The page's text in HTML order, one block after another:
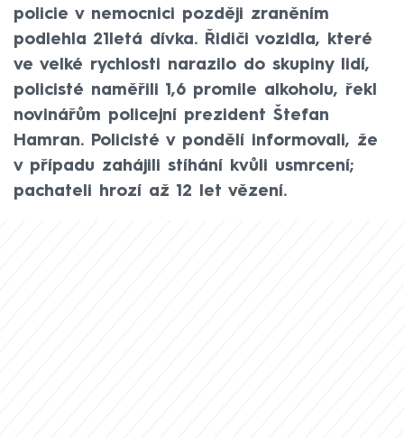
policie v nemocnici později zraněním
podlehla 21letá dívka. Řidiči vozidla, které
ve velké rychlosti narazilo do skupiny lidí,
policisté naměřili 1,6 promile alkoholu, řekl
novinářům policejní prezident Štefan
Hamran. Policisté v pondělí informovali, že
v případu zahájili stíhání kvůli usmrcení;
pachateli hrozí až 12 let vězení.